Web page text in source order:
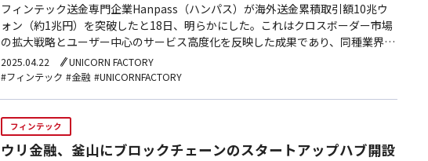
フィンテック送金専門企業Hanpass（ハンパス）が海外送金累積取引額10兆ウ
ォン（約1兆円）を突破したと18日、明らかにした。これはクロスボーダー市場
の拡大戦略とユーザー中心のサービス高度化を反映した成果であり、同種業界で
注目すべき成長指標である。2017年にサービスを開始したHanpassは昨…
2025.04.22
UNICORN FACTORY
#フィンテック #金融 #UNICORNFACTORY
フィンテック
ウリ金融、釜山にブロックチェーンのスタートアップハブ開設